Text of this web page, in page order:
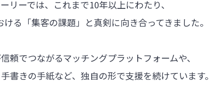
リーでは、これまで10年以上にわたり、
る「集客の課題」と真剣に向き合ってきました。
頼でつながるマッチングプラットフォームや、
書きの手紙など、独自の形で支援を続けています。